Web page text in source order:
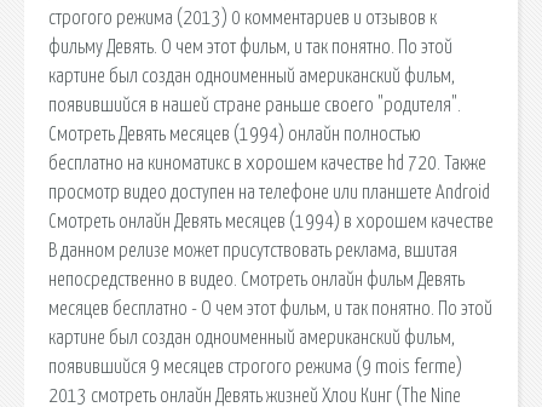
строгого режима (2013) 0 комментариев и отзывов к
фильму Девять. О чем этот фильм, и так понятно. По этой
картине был создан одноименный американский фильм,
появившийся в нашей стране раньше своего "родителя".
Смотреть Девять месяцев (1994) онлайн полностью
бесплатно на киноматикс в хорошем качестве hd 720. Также
просмотр видео доступен на телефоне или планшете Android
Смотреть онлайн Девять месяцев (1994) в хорошем качестве
В данном релизе может присутствовать реклама, вшитая
непосредственно в видео. Смотреть онлайн фильм Девять
месяцев бесплатно - О чем этот фильм, и так понятно. По этой
картине был создан одноименный американский фильм,
появившийся 9 месяцев строгого режима (9 mois ferme)
2013 смотреть онлайн Девять жизней Хлои Кинг (The Nine